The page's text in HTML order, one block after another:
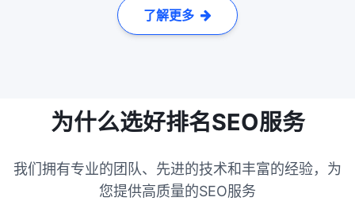
了解更多
为什么选好排名SEO服务
我们拥有专业的团队、先进的技术和丰富的经验，为
您提供高质量的SEO服务